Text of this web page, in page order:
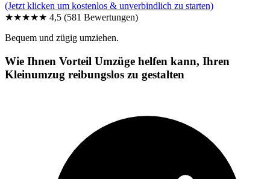
(Jetzt klicken um kostenlos & unverbindlich zu starten)
★★★★★ 4,5 (581 Bewertungen)
Bequem und zügig umziehen.
Wie Ihnen Vorteil Umzüge helfen kann, Ihren
Kleinumzug reibungslos zu gestalten